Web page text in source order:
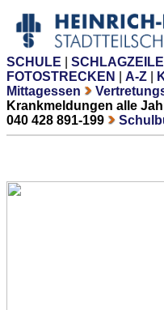
SCHULE
FOTOSTRECKEN
A-Z
Mittagessen
Krankmeldungen alle
040 428 891-199